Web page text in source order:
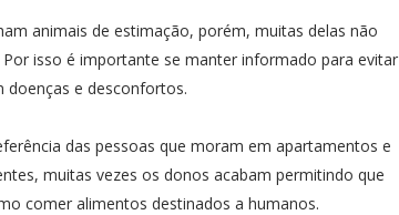
animais de estimação, porém, muitas delas não
isso é importante se manter informado para evitar
doenças e desconfortos.
das pessoas que moram em apartamentos e
muitas vezes os donos acabam permitindo que
comer alimentos destinados a humanos.